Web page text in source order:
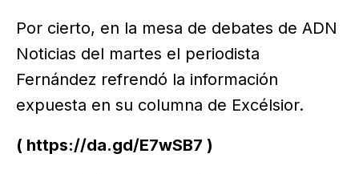
Por cierto, en la mesa de debates de ADN
Noticias del martes el periodista
Fernández refrendó la información
expuesta en su columna de Excélsior.
( https://da.gd/E7wSB7 )